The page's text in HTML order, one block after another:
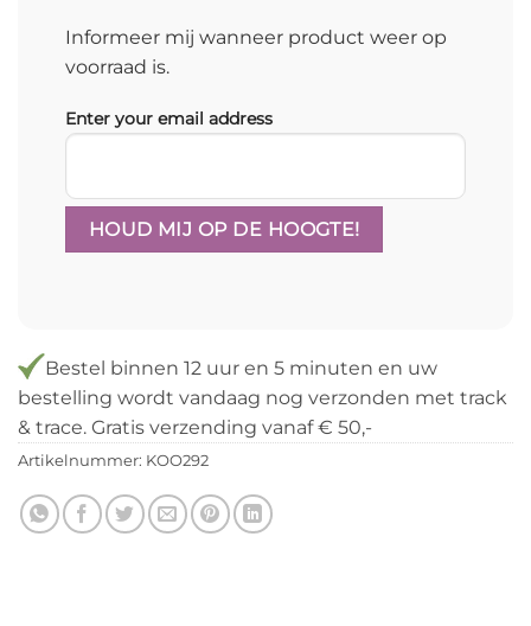
Informeer mij wanneer product weer op
voorraad is.
Enter your email address
Bestel binnen 12 uur en 5 minuten en uw
bestelling wordt vandaag nog verzonden met track
& trace. Gratis verzending vanaf € 50,-
Artikelnummer: KOO292